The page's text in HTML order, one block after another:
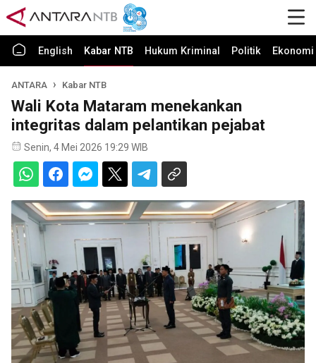
English Kabar NTB Hukum Kriminal Politik
ANTARA Kabar NTB
Wali Kota Mataram menekankan
integritas dalam pelantikan pejabat
Senin, 4 Mei 2026 19:29 WIB